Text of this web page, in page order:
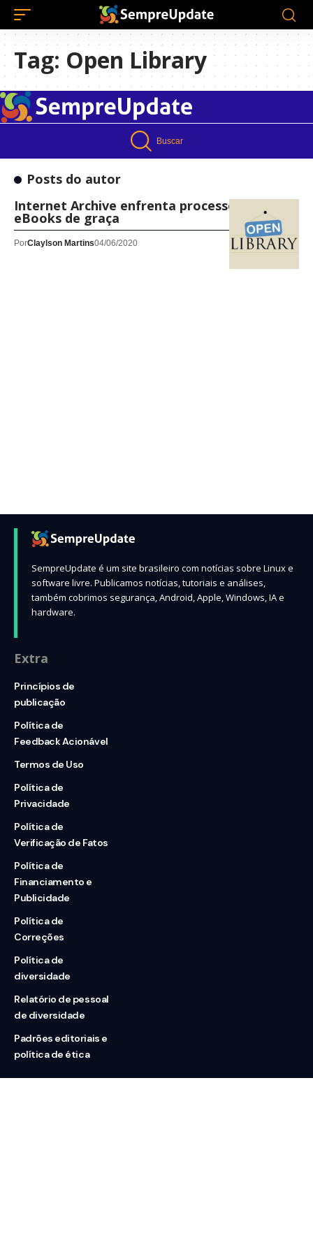
Tag: Open Library
Buscar
Posts do autor
Internet Archive enfrenta processo por doar
eBooks de graça
PorClaylson Martins04/06/2020
SempreUpdate é um site brasileiro com notícias sobre Linux e
software livre. Publicamos notícias, tutoriais e análises,
também cobrimos segurança, Android, Apple, Windows, IA e
hardware.
Extra
Princípios de
publicação
Política de
Feedback Acionável
Termos de Uso
Política de
Privacidade
Política de
Verificação de Fatos
Política de
Financiamento e
Publicidade
Política de
Correções
Política de
diversidade
Relatório de pessoal
de diversidade
Padrões editoriais e
política de ética